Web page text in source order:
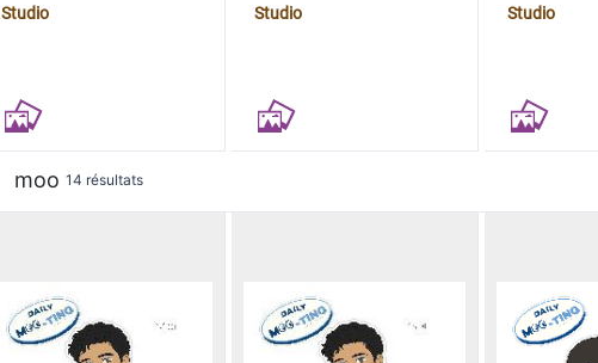
Studio
Studio
Studio
moo 14 résultats